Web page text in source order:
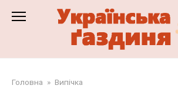
Головна » Випічка